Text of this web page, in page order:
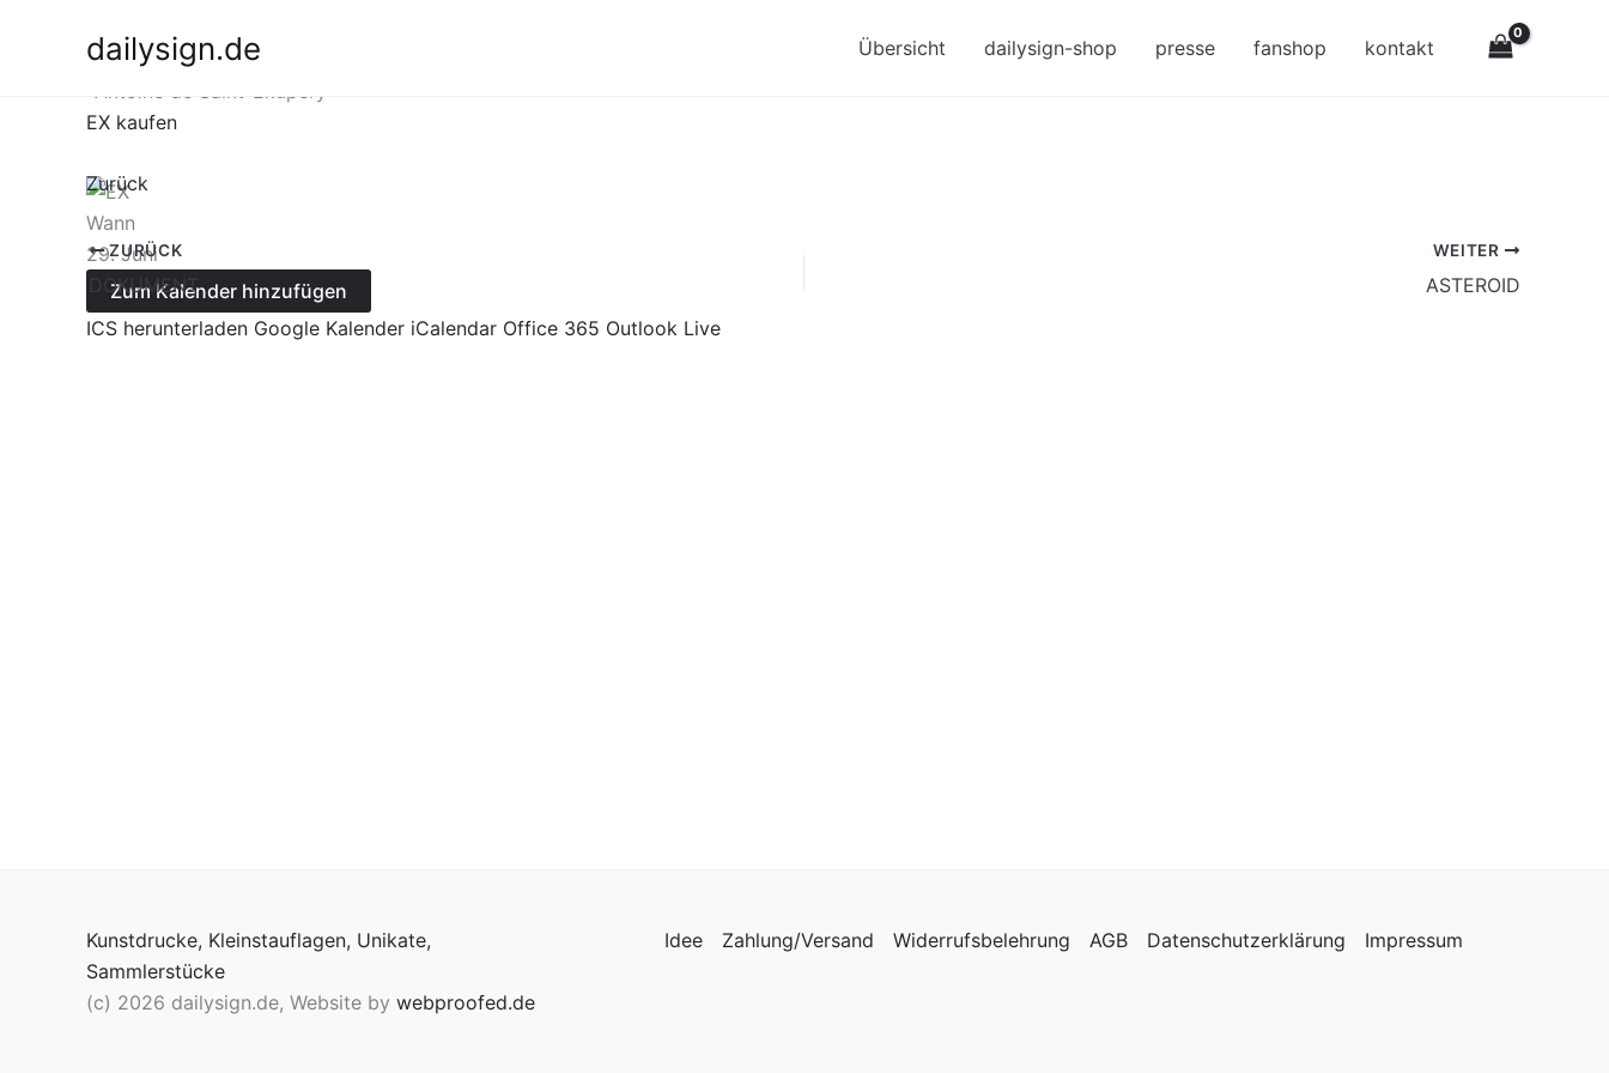
dailysign.de Übersicht dailysign-shop presse fanshop kontakt
Wann
29. Juni
Zum Kalender hinzufügen
ICS herunterladen Google Kalender iCalendar Office 365 Outlook Live
29.06.1900
EX kaufen
Zurück
ZURÜCK
DOKUMENT
WEITER
ASTEROID
Kunstdrucke, Kleinstauflagen, Unikate,
Sammlerstücke
(c) 2026 dailysign.de, Website by webproofed.de
Idee Zahlung/Versand Widerrufsbelehrung AGB Datenschutzerklärung Impressum